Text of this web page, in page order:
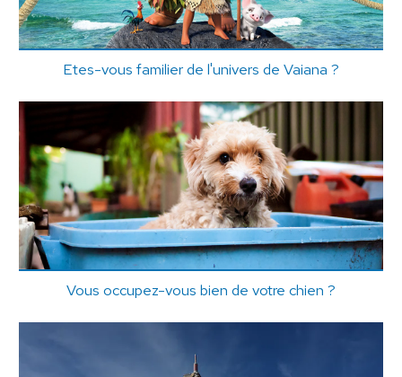
Etes-vous familier de l'univers de Vaiana ?
Vous occupez-vous bien de votre chien ?